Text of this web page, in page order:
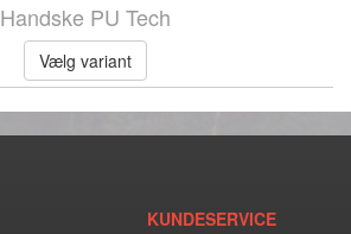
Handske PU Tech
Vælg variant
KUNDESERVICE